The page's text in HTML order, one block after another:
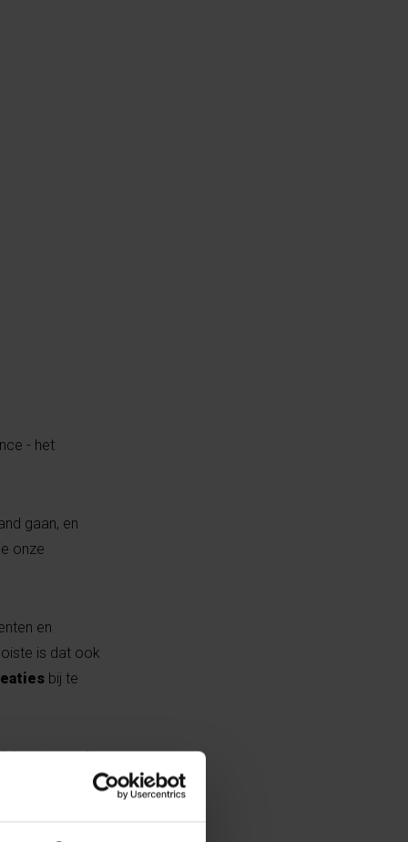
- het
gaan, en
onze
en
is dat ook
bij te
aan dit